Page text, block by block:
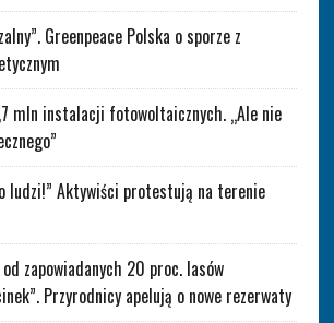
Greenpeace Polska o sporze z
mln instalacji fotowoltaicznych. „Ale nie
ludzi!” Aktywiści protestują na terenie
zapowiadanych 20 proc. lasów
Przyrodnicy apelują o nowe rezerwaty